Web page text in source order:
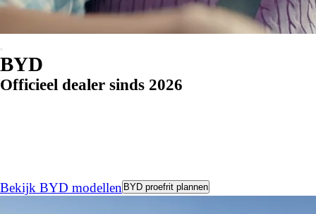
BYD
Officieel dealer sinds 2026
Bekijk BYD modellen BYD proefrit plannen